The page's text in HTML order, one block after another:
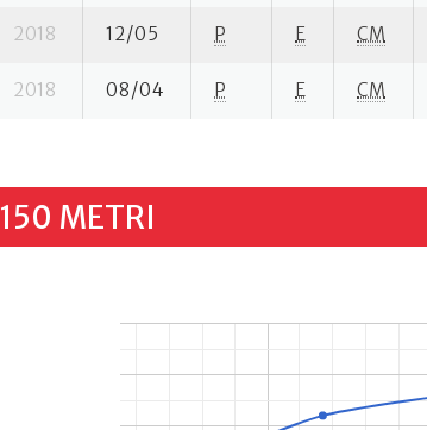
2018 12/05 P E CM
2018 08/04 P E CM
150 METRI